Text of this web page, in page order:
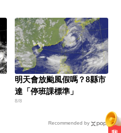
明天會放颱風假嗎？8縣市
達「停班課標準」
8/8
Recommended by